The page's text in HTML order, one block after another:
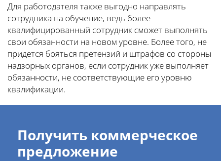
Для работодателя также выгодно направлять
сотрудника на обучение, ведь более
квалифицированный сотрудник сможет выполнять
свои обязанности на новом уровне. Более того, не
придется бояться претензий и штрафов со стороны
надзорных органов, если сотрудник уже выполняет
обязанности, не соответствующие его уровню
квалификации.
Получить коммерческое
предложение